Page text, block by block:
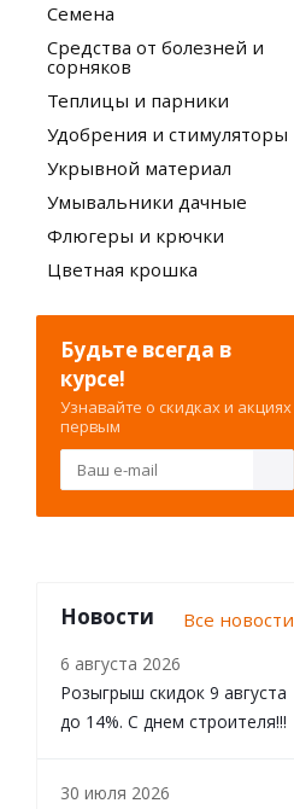
Семена
Средства от болезней и
сорняков
Теплицы и парники
Удобрения и стимуляторы
Укрывной материал
Умывальники дачные
Флюгеры и крючки
Цветная крошка
Будьте всегда в
курсе!
Узнавайте о скидках и акциях
первым
Новости Все новости
6 августа 2026
Розыгрыш скидок 9 августа
до 14%. С днем строителя!!!
30 июля 2026